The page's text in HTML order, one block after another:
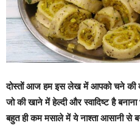
दोस्तों आज हम इस लेख में आपको चने की
जो की खाने में हेल्दी और स्वादिष्ट है
बहुत ही कम मसाले में ये नाश्ता आसानी से